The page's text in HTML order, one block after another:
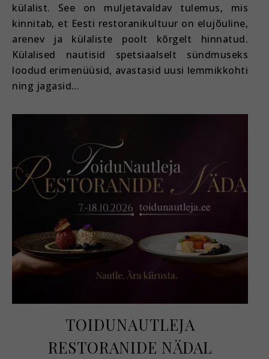
külalist. See on muljetavaldav tulemus, mis
kinnitab, et Eesti restoranikultuur on elujõuline,
arenev ja külaliste poolt kõrgelt hinnatud.
Külalised nautisid spetsiaalselt sündmuseks
loodud erimenüüsid, avastasid uusi lemmikkohti
ning jagasid…
TOIDUNAUTLEJA
RESTORANIDE NÄDAL